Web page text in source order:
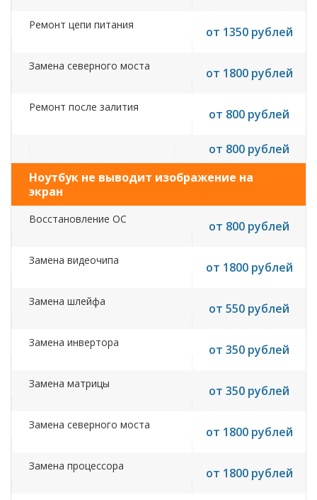
Ремонт цепи питания от 1350 рублей
Замена северного моста от 1800 рублей
Ремонт после залития от 800 рублей
от 800 рублей
Ноутбук не выводит изображение на
экран
Восстановление ОС от 800 рублей
Замена видеочипа от 1800 рублей
Замена шлейфа от 550 рублей
Замена инвертора от 350 рублей
Замена матрицы от 350 рублей
Замена северного моста от 1800 рублей
Замена процессора от 1800 рублей